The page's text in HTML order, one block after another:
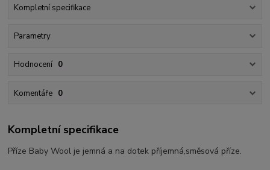
Kompletní specifikace
Parametry
Hodnocení 0
Komentáře 0
Kompletní specifikace
Příze Baby Wool je jemná a na dotek příjemná,směsová příze.